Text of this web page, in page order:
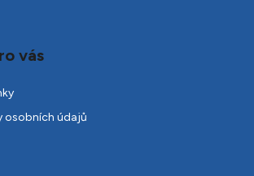
vás
osobních údajů